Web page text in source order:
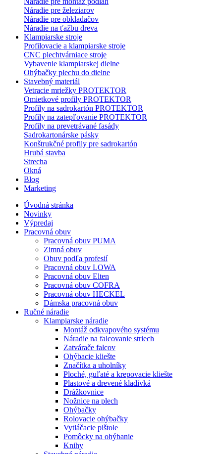
Náradie pre železiarov
Náradie pre obkladačov
Náradie na ťažbu dreva
Klampiarske stroje
Profilovacie a klampiarske stroje
CNC plechtvárniace stroje
Vybavenie klampiarskej dielne
Ohýbačky plechu do dielne
Stavebný materiál
Vetracie mriežky PROTEKTOR
Omietkové profily PROTEKTOR
Profily na sadrokartón PROTEKTOR
Profily na zatepľovanie PROTEKTOR
Profily na prevetrávané fasády
Sadrokartonárske pásky
Konštrukčné profily pre sadrokartón
Hrubá stavba
Strecha
Okná
Blog
Marketing
Úvodná stránka
Novinky
Výpredaj
Pracovná obuv
Pracovná obuv PUMA
Zimná obuv
Obuv podľa profesií
Pracovná obuv LOWA
Pracovná obuv Elten
Pracovná obuv COFRA
Pracovná obuv HECKEL
Dámska pracovná obuv
Ručné náradie
Klampiarske náradie
Montáž odkvapového systému
Náradie na falcovanie striech
Zatvárače falcov
Ohýbacie kliešte
Značítka a uholníky
Ploché, guľaté a krepovacie kliešte
Plastové a drevené kladivká
Drážkovnice
Nožnice na plech
Ohýbačky
Rolovacie ohýbačky
Vytláčacie pištole
Pomôcky na ohýbanie
Knihy